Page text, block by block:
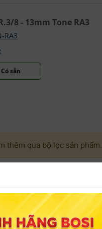
8 - 13mm Tone RA3
RA3
Có sẵn
thêm qua bộ lọc sản phẩm.